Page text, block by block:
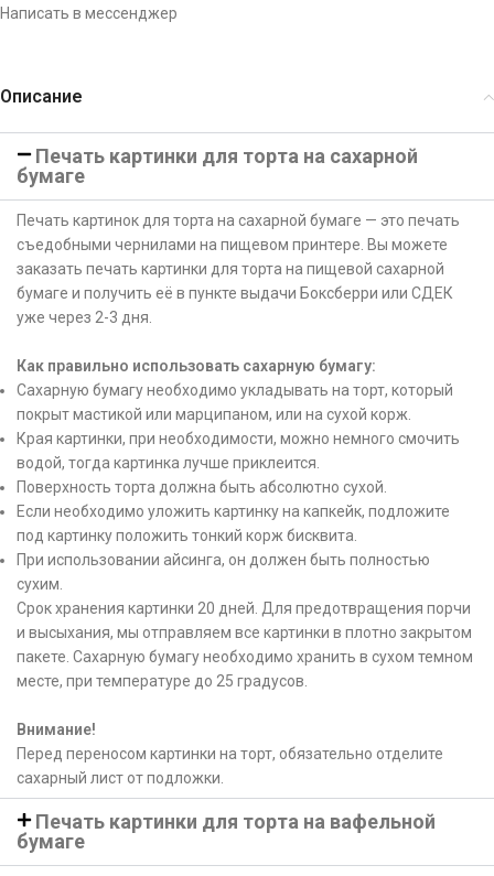
Написать в мессенджер
Описание
Печать картинки для торта на сахарной
бумаге
Печать картинок для торта на сахарной бумаге — это печать
съедобными чернилами на пищевом принтере. Вы можете
заказать печать картинки для торта на пищевой сахарной
бумаге и получить её в пункте выдачи Боксберри или СДЕК
уже через 2-3 дня.
Как правильно использовать сахарную бумагу:
Сахарную бумагу необходимо укладывать на торт, который
покрыт мастикой или марципаном, или на сухой корж.
Края картинки, при необходимости, можно немного смочить
водой, тогда картинка лучше приклеится.
Поверхность торта должна быть абсолютно сухой.
Если необходимо уложить картинку на капкейк, подложите
под картинку положить тонкий корж бисквита.
При использовании айсинга, он должен быть полностью
сухим.
Срок хранения картинки 20 дней. Для предотвращения порчи
и высыхания, мы отправляем все картинки в плотно закрытом
пакете. Сахарную бумагу необходимо хранить в сухом темном
месте, при температуре до 25 градусов.
Внимание!
Перед переносом картинки на торт, обязательно отделите
сахарный лист от подложки.
Печать картинки для торта на вафельной
бумаге